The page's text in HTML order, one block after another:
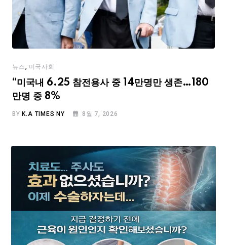
뉴스, 미국사회
“미국내 6.25 참전용사 중 14만명만 생존…180
만명 중 8%
BY K.A TIMES NY 8월 7, 2026